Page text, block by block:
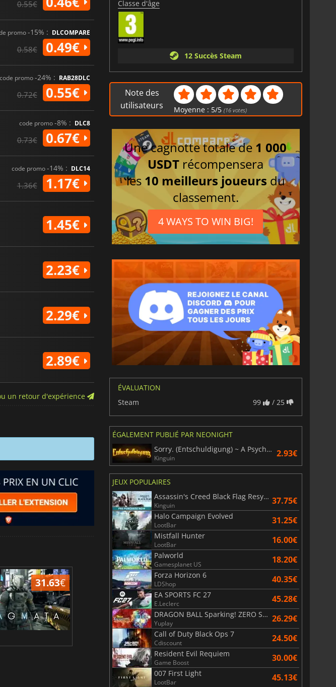
0.55€
promo-15% : DLCOMPARE
0.58€ 0.49€
code promo-24% : RAB28DLC
0.72€ 0.55€
code promo-8% : DLC8
0.73€ 0.67€
code promo-14% : DLC14
1.36€ 1.17€
1.45€
2.23€
2.29€
2.89€
un retour d'expérience
31.63€ 6.77€
Total War WARHAMMER 3
15.48
Lies Of P
Classe d'âge
12 Succès Steam
Note des
utilisateurs
Moyenne : 5/5 (16 votes)
Une cagnotte totale de 1 000
USDT récompensera
les 10 meilleurs joueurs du
classement.
4 WAYS TO WIN BIG!
ÉVALUATION
Steam
99 / 25
ÉGALEMENT PUBLIÉ PAR NEONIGHT
Sorry. (Entschuldigung) ~ A Psychological Horror Visual Novel
Kinguin 2.93€
JEUX POPULAIRES
Assassin's Creed Black Flag Resynced
Kinguin 37.75€
Halo Campaign Evolved
LootBar 31.25€
Mistfall Hunter
LootBar 16.00€
Palworld
Gamesplanet US 18.20€
Forza Horizon 6
LDShop 40.35€
EA SPORTS FC 27
E.Leclerc 45.28€
DRAGON BALL Sparking! ZERO Super Limit Breaking NEO
Yuplay 26.29€
Call of Duty Black Ops 7
Cdiscount 24.50€
Resident Evil Requiem
Game Boost 30.00€
007 First Light
LootBar 45.13€